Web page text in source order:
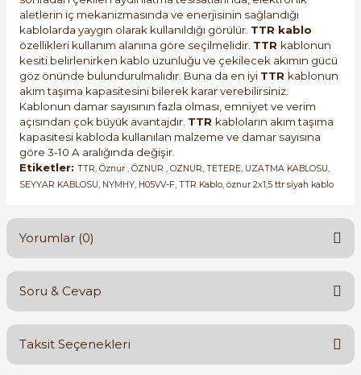
aletlerin iç mekanizmasında ve enerjisinin sağlandığı
kablolarda yaygın olarak kullanıldığı görülür. TTR kablo
özellikleri kullanım alanına göre seçilmelidir. TTR kablonun
kesiti belirlenirken kablo uzunluğu ve çekilecek akımın gücü
göz önünde bulundurulmalıdır. Buna da en iyi TTR kablonun
akım taşıma kapasitesini bilerek karar verebilirsiniz.
Kablonun damar sayısının fazla olması, emniyet ve verim
açısından çok büyük avantajdır. TTR kabloların akım taşıma
kapasitesi kabloda kullanılan malzeme ve damar sayısına
göre 3-10 A aralığında değişir.
Etiketler: TTR, Öznur , ÖZNUR , OZNUR, TETERE, UZATMA KABLOSU,
SEYYAR KABLOSU, NYMHY, H05VV-F, TTR Kablo, öznur 2x1,5 ttr siyah kablo
Yorumlar (0)
Bu ürüne ilk yorumu siz yapın!
Soru & Cevap
Ürün hakkında henüz soru sorulmamış.
Taksit Seçenekleri